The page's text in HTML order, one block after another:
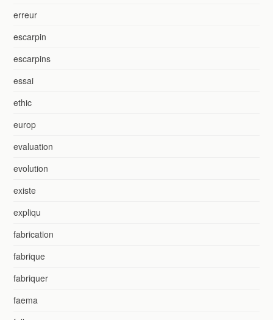
erreur
escarpin
escarpins
essai
ethic
europ
evaluation
evolution
existe
expliqu
fabrication
fabrique
fabriquer
faema